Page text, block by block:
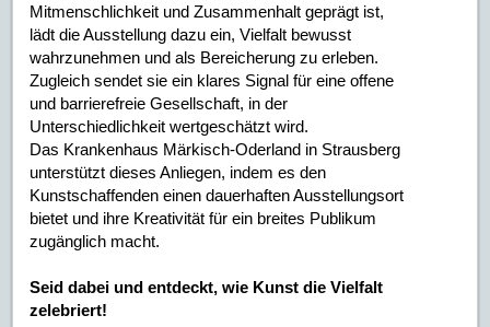
Mitmenschlichkeit und Zusammenhalt geprägt ist,
lädt die Ausstellung dazu ein, Vielfalt bewusst
wahrzunehmen und als Bereicherung zu erleben.
Zugleich sendet sie ein klares Signal für eine offene
und barrierefreie Gesellschaft, in der
Unterschiedlichkeit wertgeschätzt wird.
Das Krankenhaus Märkisch-Oderland in Strausberg
unterstützt dieses Anliegen, indem es den
Kunstschaffenden einen dauerhaften Ausstellungsort
bietet und ihre Kreativität für ein breites Publikum
zugänglich macht.
Seid dabei und entdeckt, wie Kunst die Vielfalt
zelebriert!